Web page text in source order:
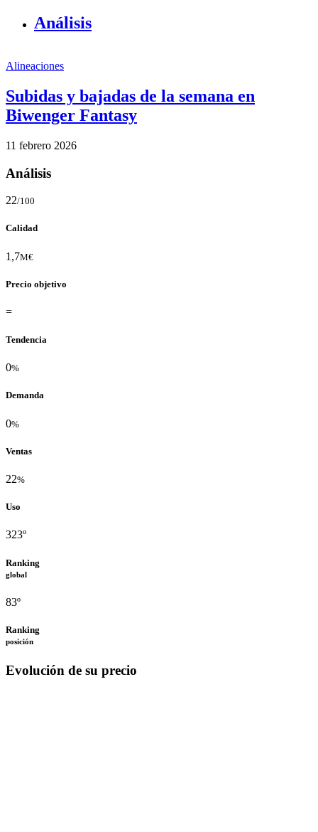
Análisis
Alineaciones
Subidas y bajadas de la semana en
Biwenger Fantasy
11 febrero 2026
Análisis
22/100
Calidad
1,7M€
Precio objetivo
=
Tendencia
0%
Demanda
0%
Ventas
22%
Uso
323º
Ranking
global
83º
Ranking
posición
Evolución de su precio